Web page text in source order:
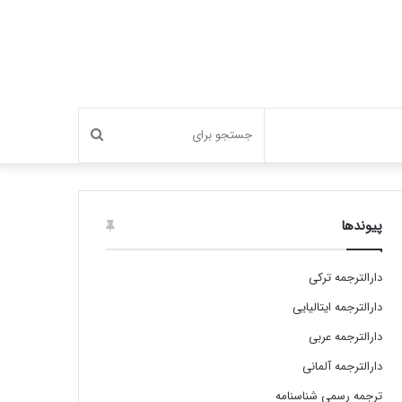
جستجو
برای
پیوندها
دارالترجمه ترکی
دارالترجمه ایتالیایی
دارالترجمه عربی
دارالترجمه آلمانی
ترجمه رسمی شناسنامه